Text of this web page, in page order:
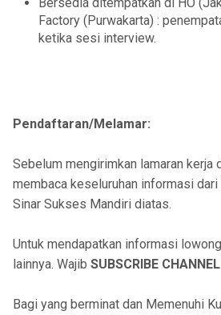
Factory (Purwakarta) :
ketika sesi interview.
Pendaftaran/Melamar:
Sebelum mengirimkan lamaran kerja
membaca keseluruhan informasi
Sinar Sukses Mandiri diatas.
Untuk mendapatkan informasi
lainnya. Wajib SUBSCRIBE CHANNEL
Bagi yang berminat dan Memenuhi